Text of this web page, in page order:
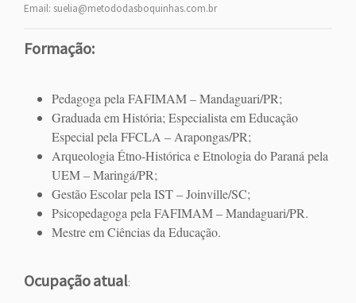
Email: suelia@metododasboquinhas.com.br
Formação:
Pedagoga pela FAFIMAM – Mandaguari/PR;
Graduada em História; Especialista em Educação
Especial pela FFCLA – Arapongas/PR;
Arqueologia Étno-Histórica e Etnologia do Paraná pela
UEM – Maringá/PR;
Gestão Escolar pela IST – Joinville/SC;
Psicopedagoga pela FAFIMAM – Mandaguari/PR.
Mestre em Ciências da Educação.
Ocupaçãoatual: